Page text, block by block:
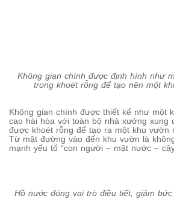
Không gian chính được định hình như
trong khoét rỗng để tạo nên một
Không gian chính được thiết kế như một
cao hài hòa với toàn bộ nhà xưởng xung
được khoét rỗng để tạo ra một khu vườn
Từ mặt đường vào đến khu vườn là
mạnh yếu tố “con người – mặt nước – cây
Hồ nước đóng vai trò điều tiết, giảm